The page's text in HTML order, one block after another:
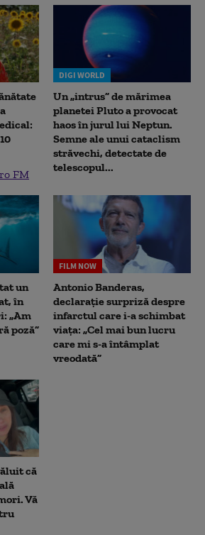
FM
DIGI WORLD
Un „intrus” de mărimea
planetei Pluto a provocat
haos în jurul lui Neptun.
Semne ale unui cataclism
străvechi, detectate de
telescopul...
un
în
„Am
poză”
FILM NOW
Antonio Banderas,
declarație surpriză despre
infarctul care i-a schimbat
viața: „Cel mai bun lucru
care mi s-a întâmplat
vreodată”
că
Vă